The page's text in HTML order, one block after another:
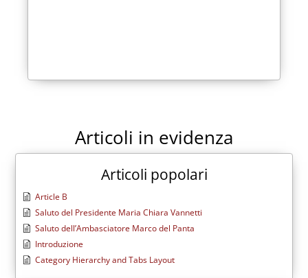
Articoli in evidenza
Articoli popolari
Article B
Saluto del Presidente Maria Chiara Vannetti
Saluto dell’Ambasciatore Marco del Panta
Introduzione
Category Hierarchy and Tabs Layout